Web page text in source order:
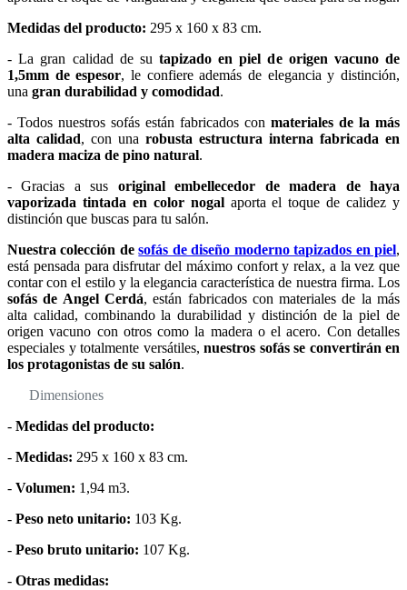
Medidas del producto: 295 x 160 x 83 cm.
- La gran calidad de su tapizado en piel de origen vacuno de
1,5mm de espesor, le confiere además de elegancia y distinción,
una gran durabilidad y comodidad.
- Todos nuestros sofás están fabricados con materiales de la más
alta calidad, con una robusta estructura interna fabricada en
madera maciza de pino natural.
- Gracias a sus original embellecedor de madera de haya
vaporizada tintada en color nogal aporta el toque de calidez y
distinción que buscas para tu salón.
Nuestra colección desofás de diseño moderno tapizados en piel,
está pensada para disfrutar del máximo confort y relax, a la vez que
contar con el estilo y la elegancia característica de nuestra firma. Los
sofás de Angel Cerdá, están fabricados con materiales de la más
alta calidad, combinando la durabilidad y distinción de la piel de
origen vacuno con otros como la madera o el acero. Con detalles
especiales y totalmente versátiles, nuestros sofás se convertirán en
los protagonistas de su salón.
Dimensiones
- Medidas del producto:
- Medidas: 295 x 160 x 83 cm.
- Volumen: 1,94 m3.
- Peso neto unitario: 103 Kg.
- Peso bruto unitario: 107 Kg.
- Otras medidas: